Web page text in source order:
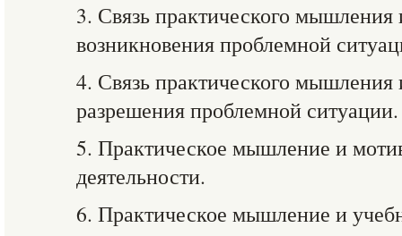
3. Связь практического мышления
возникновения проблемной
4. Связь практического мышления
разрешения проблемной ситуации.
5. Практическое мышление и
деятельности.
6. Практическое мышление и